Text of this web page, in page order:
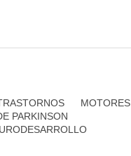
MOTORES
PARKINSON